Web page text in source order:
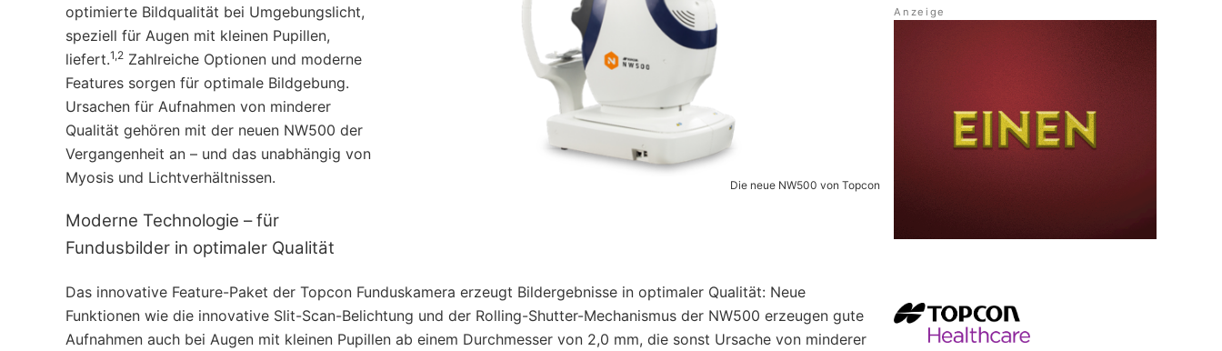
Die neue NW500 von Topcon
optimierte Bildqualität bei Umgebungslicht,
speziell für Augen mit kleinen Pupillen,
liefert.1,2 Zahlreiche Optionen und moderne
Features sorgen für optimale Bildgebung.
Ursachen für Aufnahmen von minderer
Qualität gehören mit der neuen NW500 der
Vergangenheit an – und das unabhängig von
Myosis und Lichtverhältnissen.
Moderne Technologie – für
Fundusbilder in optimaler Qualität
Das innovative Feature-Paket der Topcon Funduskamera erzeugt Bildergebnisse in optimaler Qualität: Neue
Funktionen wie die innovative Slit-Scan-Belichtung und der Rolling-Shutter-Mechanismus der NW500 erzeugen gute
Aufnahmen auch bei Augen mit kleinen Pupillen ab einem Durchmesser von 2,0 mm, die sonst Ursache von minderer